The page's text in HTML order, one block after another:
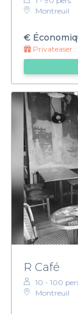
Montreuil
€
Privateaser :
R Café
10 - 100
Montreuil